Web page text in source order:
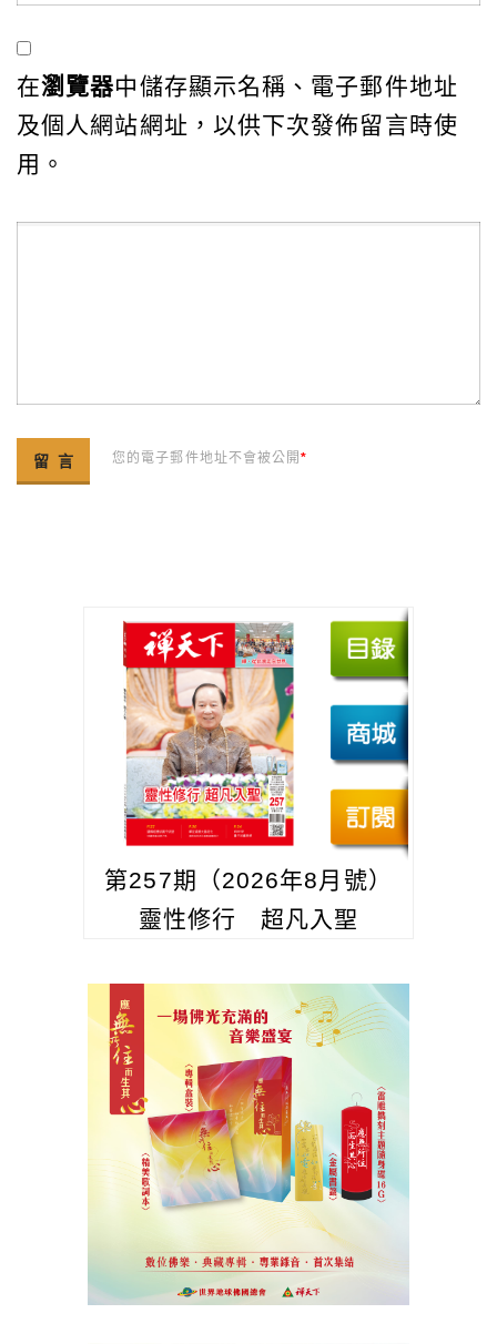
在瀏覽器中儲存顯示名稱、電子郵件地址
及個人網站網址，以供下次發佈留言時使
用。
您的電子郵件地址不會被公開*
第257期（2026年8月號）
靈性修行 超凡入聖